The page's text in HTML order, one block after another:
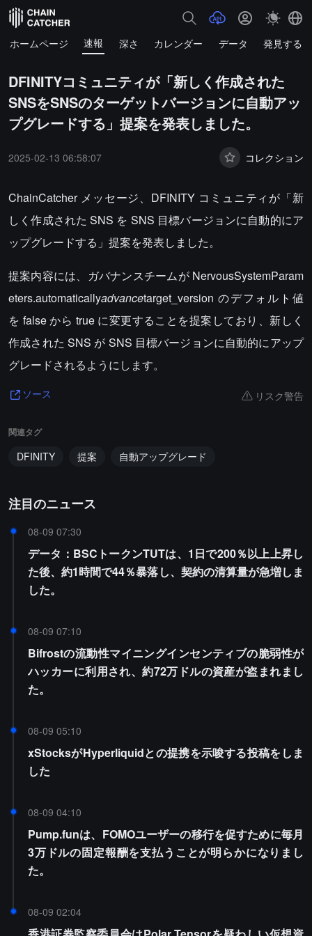
ホームページ 速報 深さ カレンダー データ 発見する
DFINITYコミュニティが「新しく作成された
SNSをSNSのターゲットバージョンに自動アッ
プグレードする」提案を発表しました。
2025-02-13 06:58:07 コレクション
ChainCatcher メッセージ、DFINITY コミュニティが「新
しく作成された SNS を SNS 目標バージョンに自動的にア
ップグレードする」提案を発表しました。
提案内容には、ガバナンスチームが NervousSystemParam
eters.automaticallyadvancetarget_version のデフォルト値
を false から true に変更することを提案しており、新しく
作成された SNS が SNS 目標バージョンに自動的にアップ
グレードされるようにします。
ソース リスク警告
関連タグ
DFINITY 提案 自動アップグレード
注目のニュース
08-09 07:30
データ：BSCトークンTUTは、1日で200％以上上昇し
た後、約1時間で44％暴落し、契約の清算量が急増しま
した。
08-09 07:10
Bifrostの流動性マイニングインセンティブの脆弱性が
ハッカーに利用され、約72万ドルの資産が盗まれまし
た。
08-09 05:10
xStocksがHyperliquidとの提携を示唆する投稿をしま
した
08-09 04:10
Pump.funは、FOMOユーザーの移行を促すために毎月
3万ドルの固定報酬を支払うことが明らかになりまし
た。
08-09 02:04